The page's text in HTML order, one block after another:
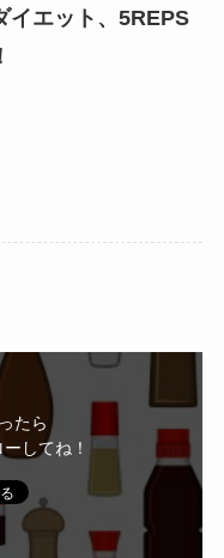
イエット、5REPS
たら
してね！